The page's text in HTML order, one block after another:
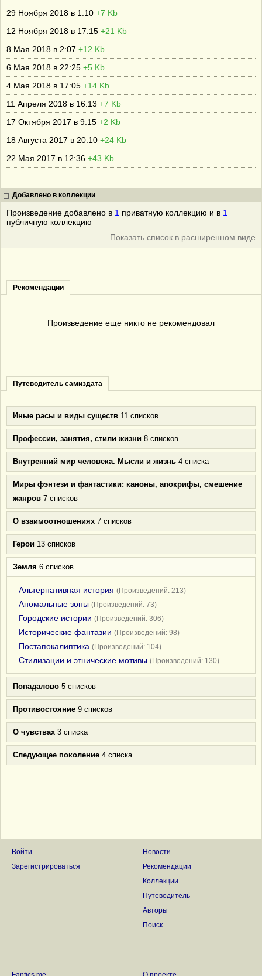
29 Ноября 2018 в 1:10 +7 Kb
12 Ноября 2018 в 17:15 +21 Kb
8 Мая 2018 в 2:07 +12 Kb
6 Мая 2018 в 22:25 +5 Kb
4 Мая 2018 в 17:05 +14 Kb
11 Апреля 2018 в 16:13 +7 Kb
17 Октября 2017 в 9:15 +2 Kb
18 Августа 2017 в 20:10 +24 Kb
22 Мая 2017 в 12:36 +43 Kb
Добавлено в коллекции
Произведение добавлено в 1 приватную коллекцию и в 1
публичную коллекцию
Показать список в расширенном виде
Рекомендации
Произведение еще никто не рекомендовал
Путеводитель самиздата
Иные расы и виды существ 11 списков
Профессии, занятия, стили жизни 8 списков
Внутренний мир человека. Мысли и жизнь 4 списка
Миры фэнтези и фантастики: каноны, апокрифы, смешение
жанров 7 списков
О взаимоотношениях 7 списков
Герои 13 списков
Земля 6 списков
Альтернативная история (Произведений: 213)
Аномальные зоны (Произведений: 73)
Городские истории (Произведений: 306)
Исторические фантазии (Произведений: 98)
Постапокалиптика (Произведений: 104)
Стилизации и этнические мотивы (Произведений: 130)
Попадалово 5 списков
Противостояние 9 списков
О чувствах 3 списка
Следующее поколение 4 списка
Войти
Зарегистрироваться
Новости
Рекомендации
Коллекции
Путеводитель
Авторы
Поиск